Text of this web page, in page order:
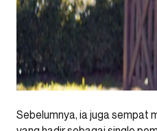
Sebelumnya, ia juga sempat